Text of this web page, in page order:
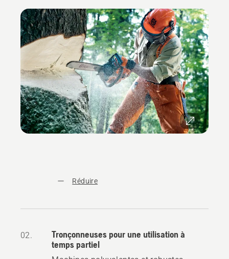
Réduire
02.
Tronçonneuses pour une utilisation à
temps partiel